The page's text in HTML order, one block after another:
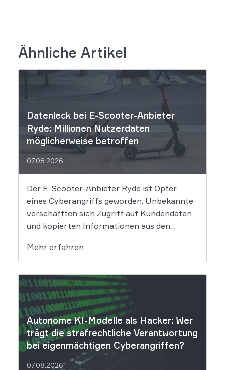
Ähnliche Artikel
Datenleck bei E-Scooter-Anbieter
Ryde: Millionen Nutzerdaten
möglicherweise betroffen
07.08.2026
Der E-Scooter-Anbieter Ryde ist Opfer
eines Cyberangriffs geworden. Unbekannte
verschafften sich Zugriff auf Kundendaten
und kopierten Informationen aus den
Folgen das Datenleck für Betroffene hat, ist
derzeit noch nicht vollständig absehbar. Der
Mobilitätsanbieter Ryde hat seine Kunden
über einen Sicherheitsvorfall informiert.
Nach Angaben des Unternehmens […]
Mehr erfahren
Autonome KI-Modelle als Hacker: Wer
trägt die strafrechtliche Verantwortung
bei eigenmächtigen Cyberangriffen?
07.08.2026